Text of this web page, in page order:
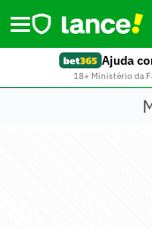
Ajuda
18+ Ministério da